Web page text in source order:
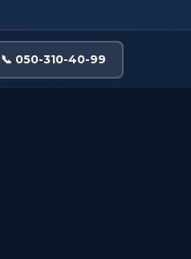
📞 050-310-40-99